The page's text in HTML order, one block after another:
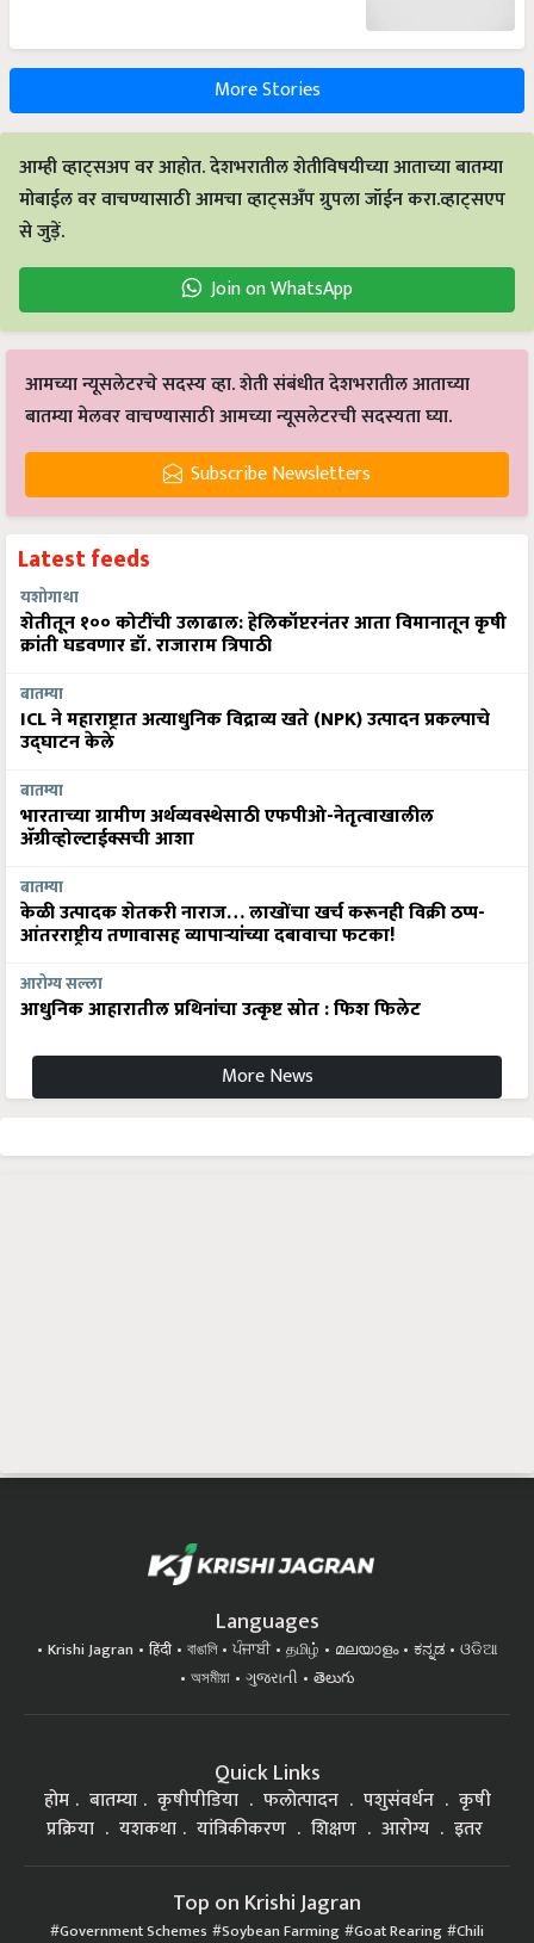
More Stories
आम्ही व्हाट्सअप वर आहोत. देशभरातील शेतीविषयीच्या आताच्या बातम्या
मोबाईल वर वाचण्यासाठी आमचा व्हाट्सअँप ग्रुपला जॉईन करा.व्हाट्सएप
से जुड़ें.
Join on WhatsApp
आमच्या न्यूसलेटरचे सदस्य व्हा. शेती संबंधीत देशभरातील आताच्या
बातम्या मेलवर वाचण्यासाठी आमच्या न्यूसलेटरची सदस्यता घ्या.
Subscribe Newsletters
यशोगाथा
शेतीतून १०० कोटींची उलाढाल: हेलिकॉप्टरनंतर आता विमानातून कृषी
क्रांती घडवणार डॉ. राजाराम त्रिपाठी
ICL ने महाराष्ट्रात अत्याधुनिक विद्राव्य खते (NPK) उत्पादन प्रकल्पाचे
उद्घाटन केले
भारताच्या ग्रामीण अर्थव्यवस्थेसाठी एफपीओ-नेतृत्वाखालील
अ‍ॅग्रीव्होल्टाईक्सची आशा
केळी उत्पादक शेतकरी नाराज… लाखोंचा खर्च करूनही विक्री ठप्प-
आंतरराष्ट्रीय तणावासह व्यापाऱ्यांच्या दबावाचा फटका!
आधुनिक आहारातील प्रथिनांचा उत्कृष्ट स्रोत : फिश फिलेट
More News
বাঙালি ਪੰਜਾਬੀ தமிழ்
অসমীয়া
ગુજરાતી తెలుగు
कृषीपीडिया फलोत्पादन
प्रक्रिया
यशकथा यांत्रिकीकरण शिक्षण आरोग्य इतर
Government Schemes Soybean Farming Goat Rearing
Farming कृषी प्रक्रिया Orchard planting / फळबाग लागवड Health मानवी